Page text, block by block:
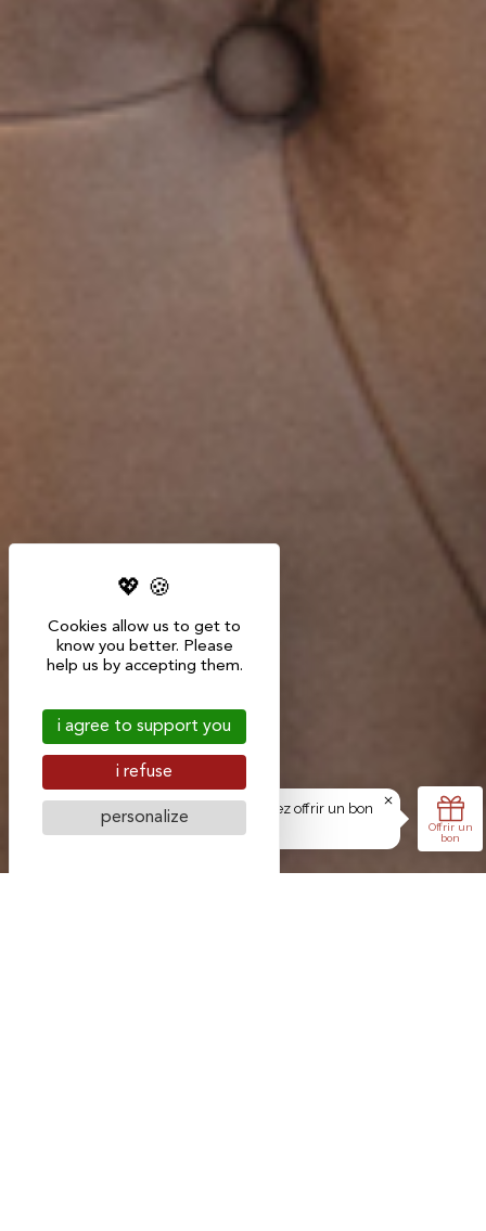
Cookies allow us to get to
know you better. Please
help us by accepting them.
i agree to support you
i refuse
personalize